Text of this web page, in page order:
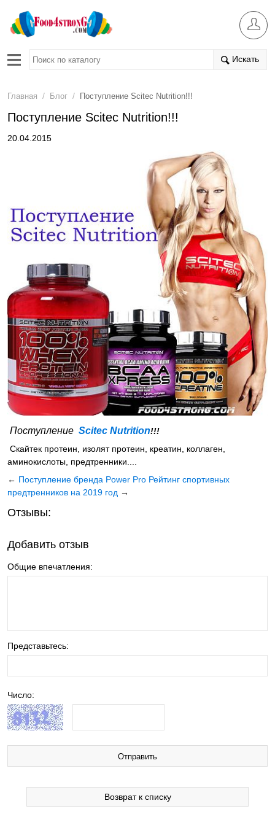
Искать
Главная / Блог / Поступление Scitec Nutrition!!!
Поступление Scitec Nutrition!!!
20.04.2015
Поступление Scitec Nutrition!!!
Скайтек протеин, изолят протеин, креатин, коллаген,
аминокислоты, предтренники....
← Поступление бренда Power Pro Рейтинг спортивных
предтренников на 2019 год →
Отзывы:
Добавить отзыв
Общие впечатления:
Представьтесь:
Число:
Возврат к списку